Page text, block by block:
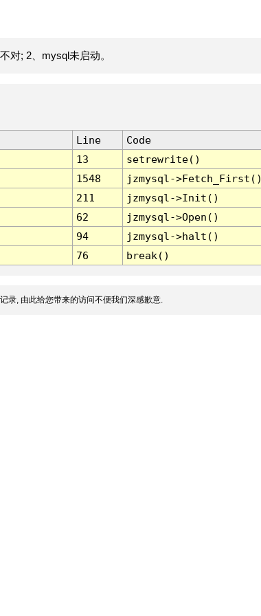
对; 2、mysql未启动。
Line
Code
13
setrewrite()
1548
jzmysql-
211
jzmysql->Init()
62
jzmysql->Open()
94
jzmysql->halt()
76 break()
录, 由此给您带来的访问不便我们深感歉意.